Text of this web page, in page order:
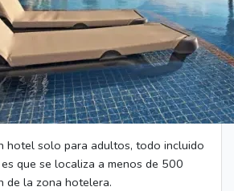
hotel solo para adultos, todo incluido
que se localiza a menos de 500
de la zona hotelera.